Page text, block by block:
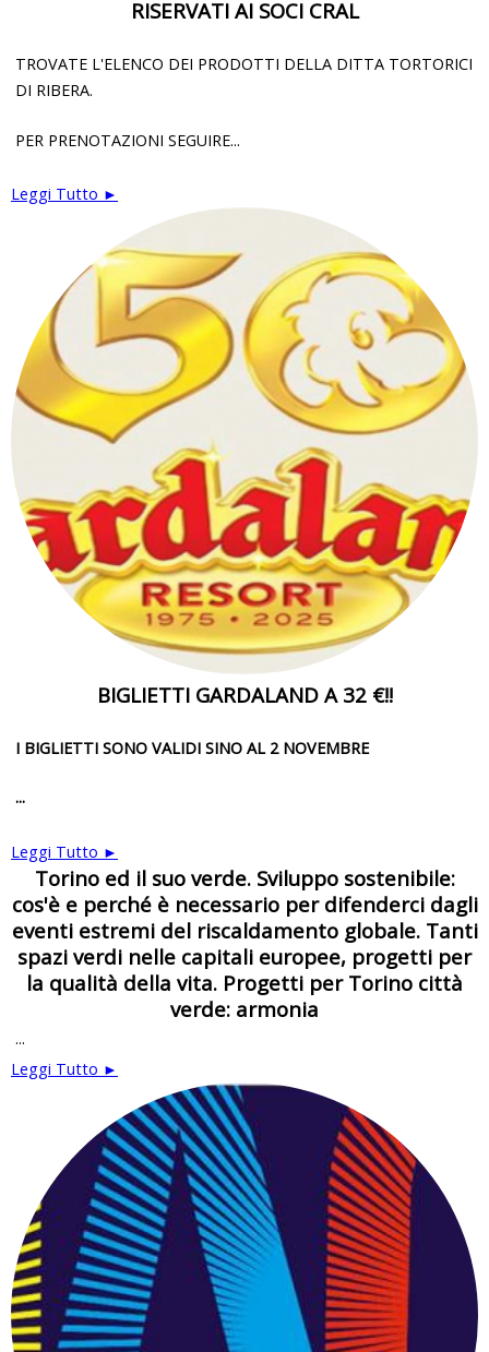
RISERVATI AI SOCI CRAL
TROVATE L'ELENCO DEI PRODOTTI DELLA DITTA TORTORICI
DI RIBERA.
PER PRENOTAZIONI SEGUIRE...
Leggi Tutto ►
BIGLIETTI GARDALAND A 32 €!!
I BIGLIETTI SONO VALIDI SINO AL 2 NOVEMBRE
...
Leggi Tutto ►
Torino ed il suo verde. Sviluppo sostenibile:
cos'è e perché è necessario per difenderci dagli
eventi estremi del riscaldamento globale. Tanti
spazi verdi nelle capitali europee, progetti per
la qualità della vita. Progetti per Torino città
verde: armonia
...
Leggi Tutto ►